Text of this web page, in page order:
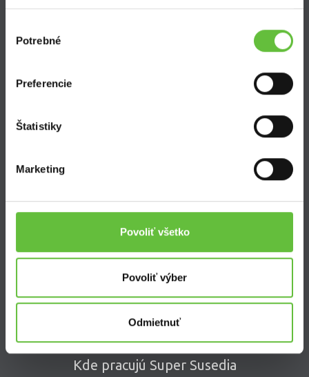
súhlasu
Potrebné
Preferencie
Štatistiky
Marketing
Povoliť všetko
Povoliť výber
Odmietnuť
Kontakt
Supersused.sk s.r.o.
Vajnorská 100/B, 831 04 Bratislava
kontaktný formulár
pomoc@supersused.sk
Kde pracujú Super Susedia